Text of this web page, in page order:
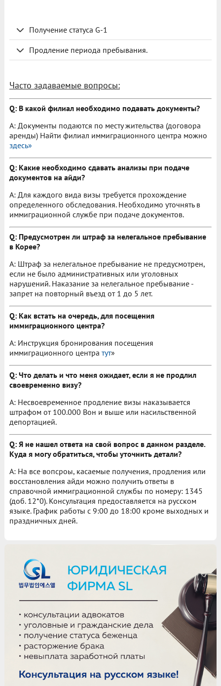
Получение статуса G-1
Продление периода пребывания.
Часто задаваемые вопросы:
Q: В какой филиал необходимо подавать документы?
A: Документы подаются по месту жительства (договора
аренды) Найти филиал иммиграционного центра можно
здесь»
Q: Какие необходимо сдавать анализы при подаче
документов на айди?
A: Для каждого вида визы требуется прохождение
определенного обследования. Необходимо уточнять в
иммиграционной службе при подаче документов.
Q: Предусмотрен ли штраф за нелегальное пребывание
в Корее?
A: Штраф за нелегальное пребывание не предусмотрен,
если не было административных или уголовных
нарушений. Наказание за нелегальное пребывание -
запрет на повторный въезд от 1 до 5 лет.
Q: Как встать на очередь, для посещения
иммиграционного центра?
A: Инструкция бронирования посещения
иммиграционного центра тут»
Q: Что делать и что меня ожидает, если я не продлил
своевременно визу?
A: Несвоевременное продление визы наказывается
штрафом от 100.000 Вон и выше или насильственной
депортацией.
Q: Я не нашел ответа на свой вопрос в данном разделе.
Куда я могу обратиться, чтобы уточнить детали?
A: На все вопсроы, касаемые получения, продления или
восстановления айди можно получить ответы в
справочной иммиграционной службы по номеру: 1345
(доб. 12*0). Консультация предоставляется на русском
языке. График работы с 9:00 до 18:00 кроме выходных и
праздничных дней.